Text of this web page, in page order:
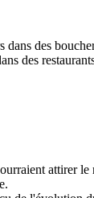
des
des
attirer